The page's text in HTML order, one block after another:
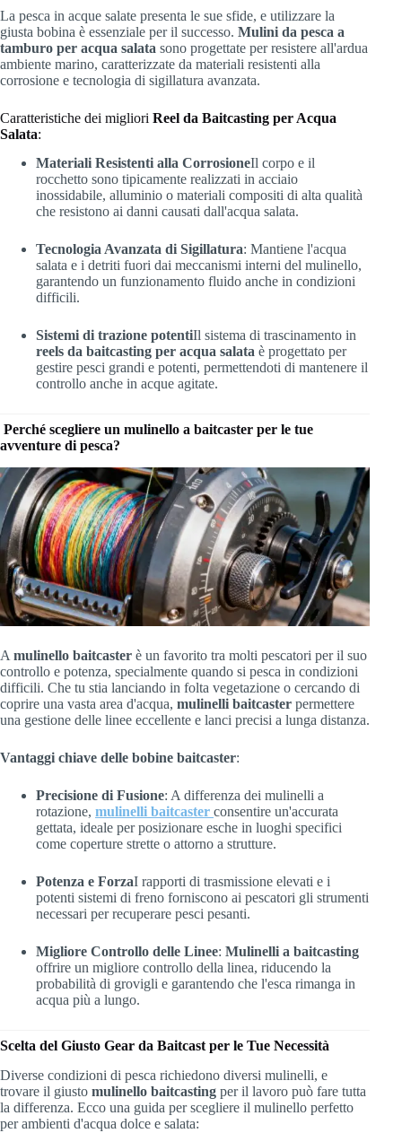
La pesca in acque salate presenta le sue sfide, e utilizzare la
giusta bobina è essenziale per il successo. Mulini da pesca a
tamburo per acqua salata sono progettate per resistere all'ardua
ambiente marino, caratterizzate da materiali resistenti alla
corrosione e tecnologia di sigillatura avanzata.
Caratteristiche dei migliori Reel da Baitcasting per Acqua
Salata:
Materiali Resistenti alla CorrosioneIl corpo e il
rocchetto sono tipicamente realizzati in acciaio
inossidabile, alluminio o materiali compositi di alta qualità
che resistono ai danni causati dall'acqua salata.
Tecnologia Avanzata di Sigillatura: Mantiene l'acqua
salata e i detriti fuori dai meccanismi interni del mulinello,
garantendo un funzionamento fluido anche in condizioni
difficili.
Sistemi di trazione potentiIl sistema di trascinamento in
reels da baitcasting per acqua salata è progettato per
gestire pesci grandi e potenti, permettendoti di mantenere il
controllo anche in acque agitate.
Perché scegliere un mulinello a baitcaster per le tue
avventure di pesca?
A mulinello baitcaster è un favorito tra molti pescatori per il suo
controllo e potenza, specialmente quando si pesca in condizioni
difficili. Che tu stia lanciando in folta vegetazione o cercando di
coprire una vasta area d'acqua, mulinelli baitcaster permettere
una gestione delle linee eccellente e lanci precisi a lunga distanza.
Vantaggi chiave delle bobine baitcaster:
Precisione di Fusione: A differenza dei mulinelli a
rotazione, mulinelli baitcaster consentire un'accurata
gettata, ideale per posizionare esche in luoghi specifici
come coperture strette o attorno a strutture.
Potenza e ForzaI rapporti di trasmissione elevati e i
potenti sistemi di freno forniscono ai pescatori gli strumenti
necessari per recuperare pesci pesanti.
Migliore Controllo delle Linee: Mulinelli a baitcasting
offrire un migliore controllo della linea, riducendo la
probabilità di grovigli e garantendo che l'esca rimanga in
acqua più a lungo.
Scelta del Giusto Gear da Baitcast per le Tue Necessità
Diverse condizioni di pesca richiedono diversi mulinelli, e
trovare il giusto mulinello baitcasting per il lavoro può fare tutta
la differenza. Ecco una guida per scegliere il mulinello perfetto
per ambienti d'acqua dolce e salata: